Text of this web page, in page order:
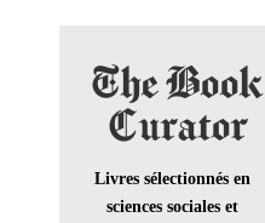
Livres sélectionnés en
sciences sociales et
The Book
Curator